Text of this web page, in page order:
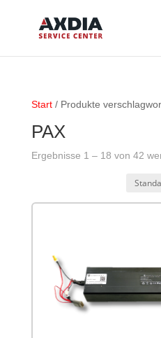
Start/ Produkte
PAX
Ergebnisse 1 – 18 von 42